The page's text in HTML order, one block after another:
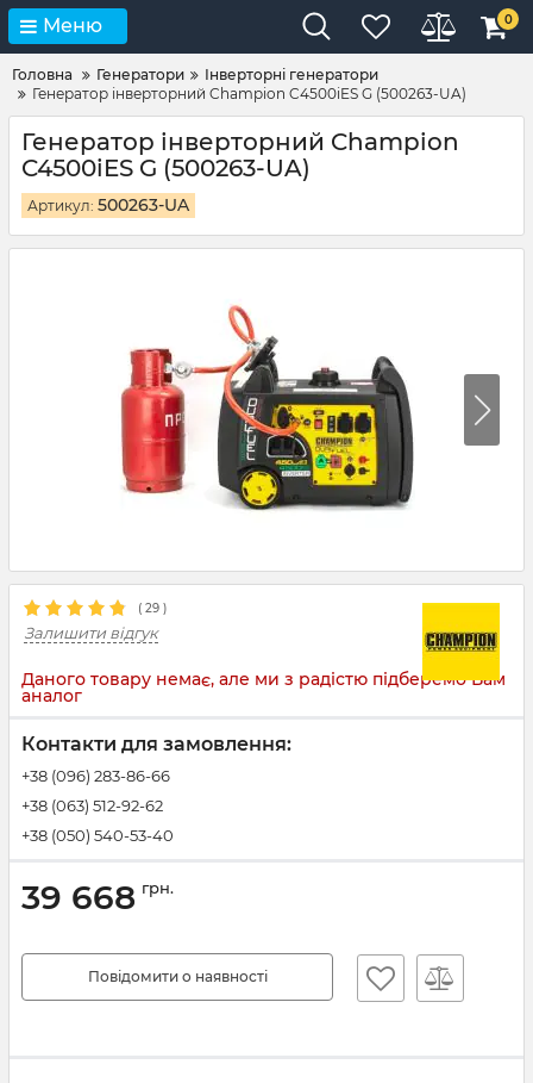
Меню 0
Головна Генератори
Інверторні генератори
Генератор інверторний Champion C4500iES G (500263-UA)
Генератор інверторний Champion
C4500iES G (500263-UA)
Артикул: 500263-UA
( 29 )
Залишити відгук
Даного товару немає, але ми з радістю підберемо Вам
аналог
Контакти для замовлення:
+38 (096) 283-86-66
+38 (063) 512-92-62
+38 (050) 540-53-40
39 668 грн.
Повідомити о наявності